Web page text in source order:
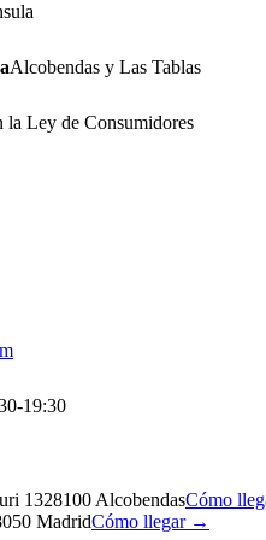
Alcobendas y Las Tablas
la Ley de Consumidores
19:30
1328100 AlcobendasCómo
MadridCómo llegar →